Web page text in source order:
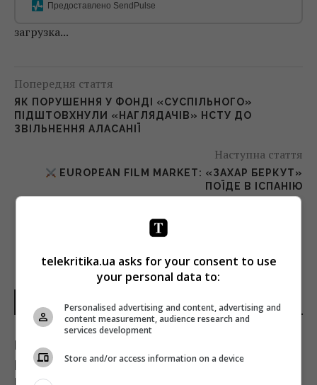
Предоставлено SendPulse
загрузка...
Попередня стаття
ЯК ПОРУШЕННЯ У ФОНДІ «СУСПІЛЬНОГО»
ПІДШТОВХНУЛИ «НАГЛЯДАЧІВ» НСТУ ДО
ЗВІЛЬНЕННЯ АЛАСАНІЇ
Наступна стаття
EUROPEAN FILM MARKET: «ЗАХАР БЕРКУТ»
ПОЇДЕ В ІСПАНІЮ
НОВИНИ УКРАЇНИ І СВІТУ
Куди з полиць магазинів зникла популярна
риба івасі і чому українці її більше не
побачать
telekritika.ua asks for your consent to use
your personal data to:
Personalised advertising and content, advertising and
content measurement, audience research and
services development
Store and/or access information on a device